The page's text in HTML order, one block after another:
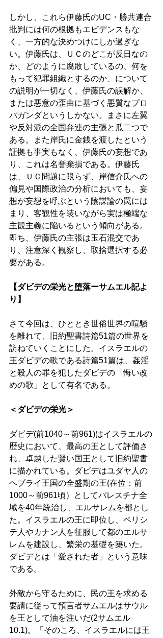
しかし、これら伊藤氏のUC・勝共連合
批判には何の根拠もエビデンスもな
く、一方的な決めつけにしか過ぎな
い。伊藤氏は、ＵＣのどこが反日なの
か、どのように腐敗しているの、何を
もって犯罪組織とするのか、について
の説明が一切なく、伊藤氏の誤解か、
または悪意の歪曲に基づく悪質なプロ
パガンダというしかない。まさに左翼
や反対派の全国弁連の主張と瓜二つで
ある。また岸氏に金銭を渡したという
証拠も事実もなく、伊藤氏の妄想であ
り、これは名誉棄損である。伊藤氏
は、ＵＣ問題に限らず、岸信介氏への
偏見や国際政治の分析においても、妄
想が妄想を呼ぶという陰謀論の罠には
まり、客観性を装いながら実は極端な
主観主義に陥いるという傾向がある。
即ち、伊藤氏の主張は玉石混交であ
り、注意深く観察し、取捨選択する必
要がある。
【ダビデの栄光と堕落ーサムエル記よ
り】
さて今回は、ひととき世俗世界の喧騒
を離れて、旧約聖書詩篇51篇の世界を
訪ねていくことにした。イスラエルの
王ダビデの歌である詩篇51篇は、姦淫
と殺人の罪を犯したダビデの「悔い改
めの歌」として有名である。
＜ダビデの栄光＞
ダビデ(前1040～前961)はイスラエルの
歴史において、最高の王として評価さ
れ、卓越した賢い国王として旧約聖書
に描かれている。ダビデはユダヤ人の
ヘブライ王国の全盛期の王(在位：前
1000～前961頃）としてパレスチナ全
域を40年統治し、エルサレムを都とし
た。イスラエルの王に即位し、ペリシ
テ人やカナン人を征服して都のエルサ
レムを建設し、繁栄の基礎を築いた。
ダビデとは「愛された者」という意味
である。
外敵から守るために、民の王を求める
要請に従って預言者サムエルはサウル
を王として油を注いだ(2サムエル
10.1)。「そのころ、イスラエルには王